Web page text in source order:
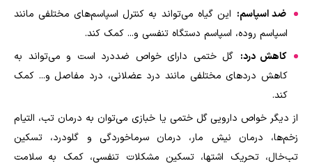
ضد اسپاسم: این گیاه می‌تواند به کنترل اسپاسم‌های مختلفی مانند
اسپاسم روده، اسپاسم دستگاه تنفسی و... کمک کند.
کاهش درد: گل ختمی دارای خواص ضددرد است و می‌تواند به
کاهش درد‌های مختلفی مانند درد عضلانی، درد مفاصل و... کمک
کند.
از دیگر خواص دارویی گل ختمی یا خبازی می‌توان به درمان تب، التیام
زخم‌ها، درمان نیش مار، درمان سرماخوردگی و گلودرد، تسکین
تب‌خال، تحریک اشتها، تسکین مشکلات تنفسی، کمک به سلامت